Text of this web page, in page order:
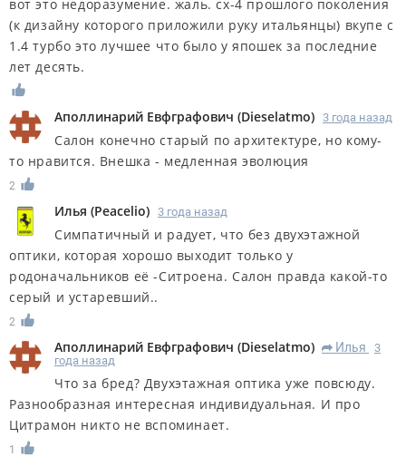
вот это недоразумение. жаль. сх-4 прошлого поколения
(к дизайну которого приложили руку итальянцы) вкупе с
1.4 турбо это лучшее что было у япошек за последние
лет десять.
Аполлинарий Евфграфович (Dieselatmo) 3 года назад
Салон конечно старый по архитектуре, но кому-
то нравится. Внешка - медленная эволюция
2
Илья (Peacelio) 3 года назад
Симпатичный и радует, что без двухэтажной
оптики, которая хорошо выходит только у
родоначальников её -Ситроена. Салон правда какой-то
серый и устаревший..
2
Аполлинарий Евфграфович (Dieselatmo) R Илья
3
года назад
Что за бред? Двухэтажная оптика уже повсюду.
Разнообразная интересная индивидуальная. И про
Цитрамон никто не вспоминает.
1